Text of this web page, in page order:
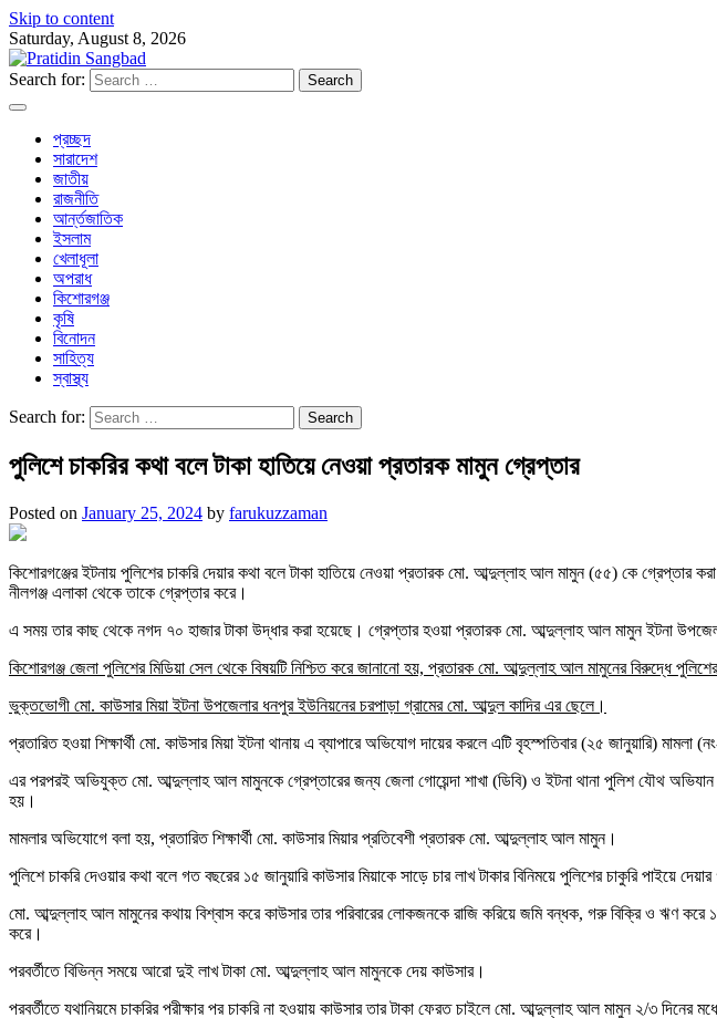
Skip to content
Saturday, August 8, 2026
Search for:
প্রচ্ছদ
সারাদেশ
জাতীয়
রাজনীতি
আর্ন্তজাতিক
ইসলাম
খেলাধূলা
অপরাধ
কিশোরগঞ্জ
কৃষি
বিনোদন
সাহিত্য
স্বাস্থ্য
Search for:
পুলিশে চাকরির কথা বলে টাকা হাতিয়ে নেওয়া প্রতারক মামুন গ্রেপ্তার
Posted on January 25, 2024 by farukuzzaman
কিশোরগঞ্জের ইটনায় পুলিশের চাকরি দেয়ার কথা বলে টাকা হাতিয়ে নেওয়া প্রতারক মো. আব্দুল্লাহ আল মামুন (৫৫) কে গ্রেপ্তার
নীলগঞ্জ এলাকা থেকে তাকে গ্রেপ্তার করে।
এ সময় তার কাছ থেকে নগদ ৭০ হাজার টাকা উদ্ধার করা হয়েছে। গ্রেপ্তার হওয়া প্রতারক মো. আব্দুল্লাহ আল মামুন ইটনা
কিশোরগঞ্জ জেলা পুলিশের মিডিয়া সেল থেকে বিষয়টি নিশ্চিত করে জানানো হয়, প্রতারক মো. আব্দুল্লাহ আল মামুনের বিরুদ্ধে
ভুক্তভোগী মো. কাউসার মিয়া ইটনা উপজেলার ধনপুর ইউনিয়নের চরপাড়া গ্রামের মো. আব্দুল কাদির এর ছেলে।
প্রতারিত হওয়া শিক্ষার্থী মো. কাউসার মিয়া ইটনা থানায় এ ব্যাপারে অভিযোগ দায়ের করলে এটি বৃহস্পতিবার (২৫ জানুয়ারি)
এর পরপরই অভিযুক্ত মো. আব্দুল্লাহ আল মামুনকে গ্রেপ্তারের জন্য জেলা গোয়েন্দা শাখা (ডিবি) ও ইটনা থানা পুলিশ যৌথ
হয়।
মামলার অভিযোগে বলা হয়, প্রতারিত শিক্ষার্থী মো. কাউসার মিয়ার প্রতিবেশী প্রতারক মো. আব্দুল্লাহ আল মামুন।
পুলিশে চাকরি দেওয়ার কথা বলে গত বছরের ১৫ জানুয়ারি কাউসার মিয়াকে সাড়ে চার লাখ টাকার বিনিময়ে পুলিশের চাকুরি পাইয়ে
মো. আব্দুল্লাহ আল মামুনের কথায় বিশ্বাস করে কাউসার তার পরিবারের লোকজনকে রাজি করিয়ে জমি বন্ধক, গরু বিক্রি ও ঋণ
করে।
পরবর্তীতে বিভিন্ন সময়ে আরো দুই লাখ টাকা মো. আব্দুল্লাহ আল মামুনকে দেয় কাউসার।
পরবর্তীতে যথানিয়মে চাকরির পরীক্ষার পর চাকরি না হওয়ায় কাউসার তার টাকা ফেরত চাইলে মো. আব্দুল্লাহ আল মামুন ২/৩ দিনের